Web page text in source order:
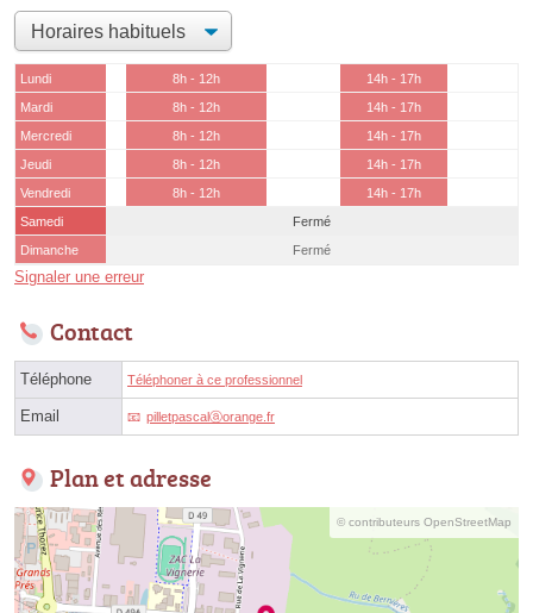
Lundi 8h - 12h
14h - 17h
Mardi
8h - 12h
14h - 17h
Mercredi
8h - 12h
14h - 17h
Jeudi
8h - 12h
14h - 17h
Vendredi
8h - 12h
14h - 17h
Samedi
Fermé
Dimanche
Fermé
Signaler une erreur
Contact
Téléphone Téléphoner à ce professionnel
Email pilletpascalⓐorange.fr
Plan et adresse
© contributeurs OpenStreetMap